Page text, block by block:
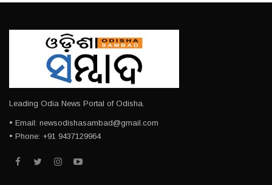
Leading Odia News Portal of Odisha.
• Email: newsodishasambad@gmail.com
• Phone: +91 9437129964